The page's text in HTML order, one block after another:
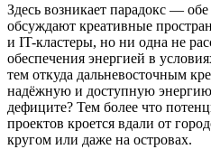
Здесь возникает парадокс —
обсуждают креативные
и IT-кластеры, но ни одна не
обеспечения энергией в
тем откуда дальневосточным
надёжную и доступную энергию,
дефиците? Тем более что
проектов кроется вдали от
кругом или даже на островах.